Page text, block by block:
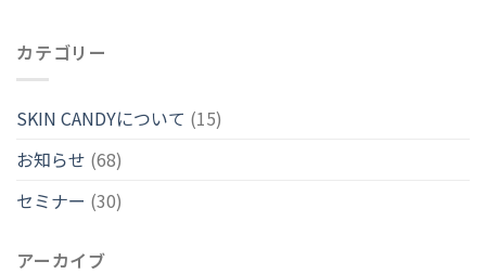
カテゴリー
SKIN CANDYについて (15)
お知らせ (68)
セミナー (30)
アーカイブ